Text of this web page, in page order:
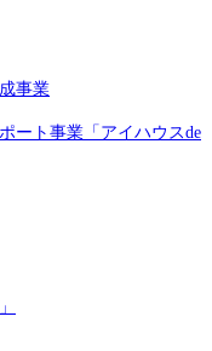
事業
ート事業「アイハウスde